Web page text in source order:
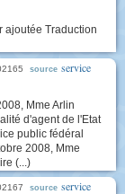
ajoutée Traduction
source service
Mme Arlin
d'agent de l'Etat
public fédéral
2008, Mme
(...)
source service